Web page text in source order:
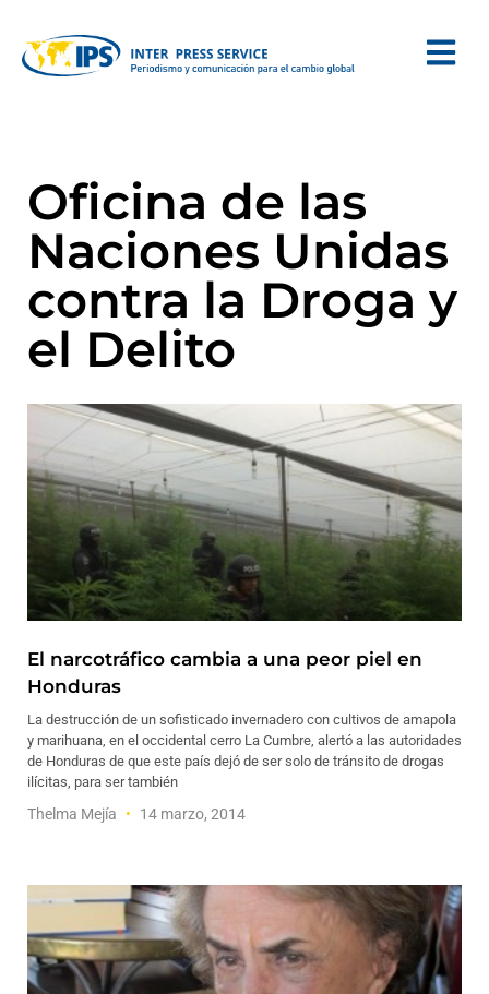
Oficina de las
Naciones Unidas
contra la Droga y
el Delito
El narcotráfico cambia a una peor piel en
Honduras
La destrucción de un sofisticado invernadero con cultivos de amapola
y marihuana, en el occidental cerro La Cumbre, alertó a las autoridades
de Honduras de que este país dejó de ser solo de tránsito de drogas
ilícitas, para ser también
Thelma Mejía 14 marzo, 2014